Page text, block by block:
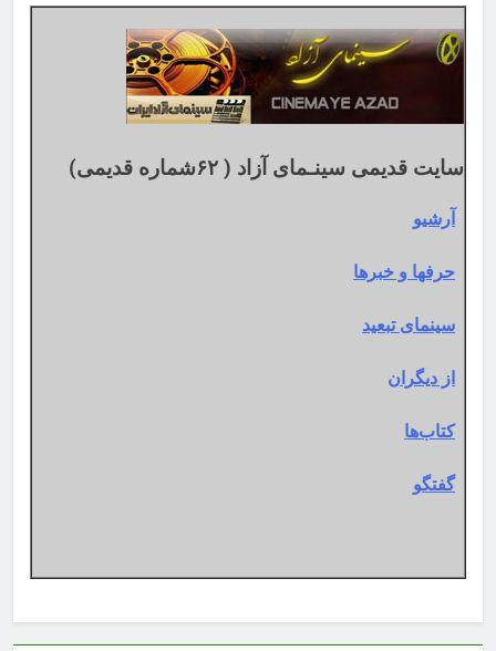
تقویم
میلادی
سایت قدیمی سینـمای آزاد ( ۶۲شماره قدیمی)
آرشیو
حرفها و خبرها
سینمای تبعید
از دیگران
کتاب‌ها
گفتگو